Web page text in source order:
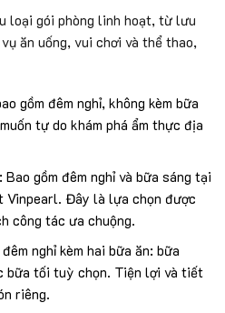
loại gói phòng linh hoạt, từ lưu
ăn uống, vui chơi và thể thao,
gồm đêm nghỉ, không kèm bữa
tự do khám phá ẩm thực địa
gồm đêm nghỉ và bữa sáng tại
Vinpearl. Đây là lựa chọn được
công tác ưa chuộng.
nghỉ kèm hai bữa ăn: bữa
bữa tối tuỳ chọn. Tiện lợi và tiết
riêng.